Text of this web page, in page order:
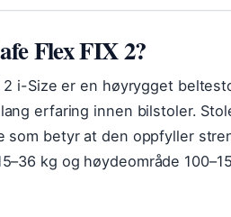
Flex FIX 2?
2 i-Size er en høyrygget
erfaring innen bilstoler.
som betyr at den oppfyller
kg og høydeområde